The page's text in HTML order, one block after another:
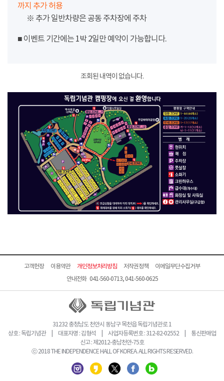
까지 추가 허용
※ 추가 일반차량은 공동 주차장에 주차
■ 이벤트 기간에는 1박 2일만 예약이 가능합니다.
조회된 내역이 없습니다.
고객헌장 이용약관 개인정보처리방침 저작권정책
이메일무단수집거부
안내전화 041-560-0713, 041-560-0625
31232 충청남도 천안시 동남구 목천읍 독립기념관로 1
상호 : 독립기념관 | 대표자명 : 김형석 | 사업자등록번호 : 312-82-02552 | 통신판매업
신고 : 제2012-충남천안-75호
ⓒ 2018 THE INDEPENDENCE HALL OF KOREA. ALL RIGHTS RESERVED.